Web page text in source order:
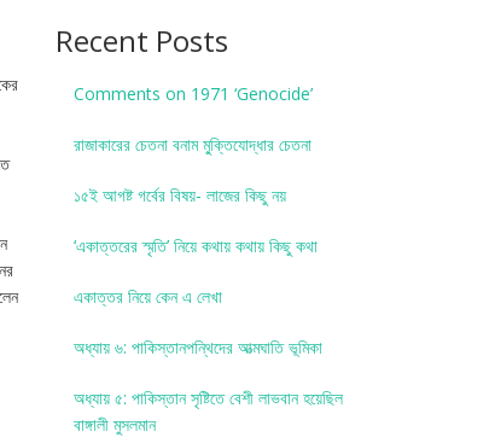
Recent Posts
Comments on 1971 ‘Genocide’
রাজাকারের চেতনা বনাম মু্ক্তিযোদ্ধার চেতনা
১৫ই আগষ্ট গর্বের বিষয়- লাজের কিছু নয়
‘একাত্তরের স্মৃতি’ নিয়ে কথায় কথায় কিছু কথা
একাত্তর নিয়ে কেন এ লেখা
অধ্যায় ৬: পাকিস্তানপন্থিদের আত্মঘাতি ভূমিকা
অধ্যায় ৫: পাকিস্তান সৃষ্টিতে বেশী লাভবান হয়েছিল
বাঙ্গালী মুসলমান